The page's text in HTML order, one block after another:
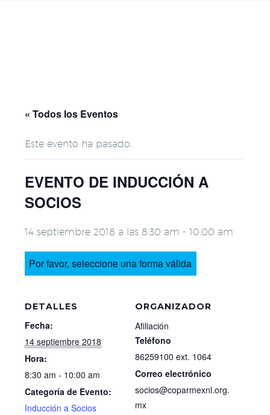
« Todos los Eventos
Este evento ha pasado.
EVENTO DE INDUCCIÓN A
SOCIOS
14 septiembre 2018 a las 8:30 am - 10:00 am
Por favor, seleccione una forma válida
DETALLES
Fecha:
14 septiembre 2018
Hora:
8:30 am - 10:00 am
Categoría de Evento:
Inducción a Socios
ORGANIZADOR
Afiliación
Teléfono
86259100 ext. 1064
Correo electrónico
socios@coparmexnl.org.
mx